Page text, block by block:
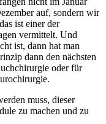
auf, sondern wir
ist einer der
vermittelt. Und
ist, dann hat man
dann den nächsten
oder für
muss, dieser
zu machen und zu